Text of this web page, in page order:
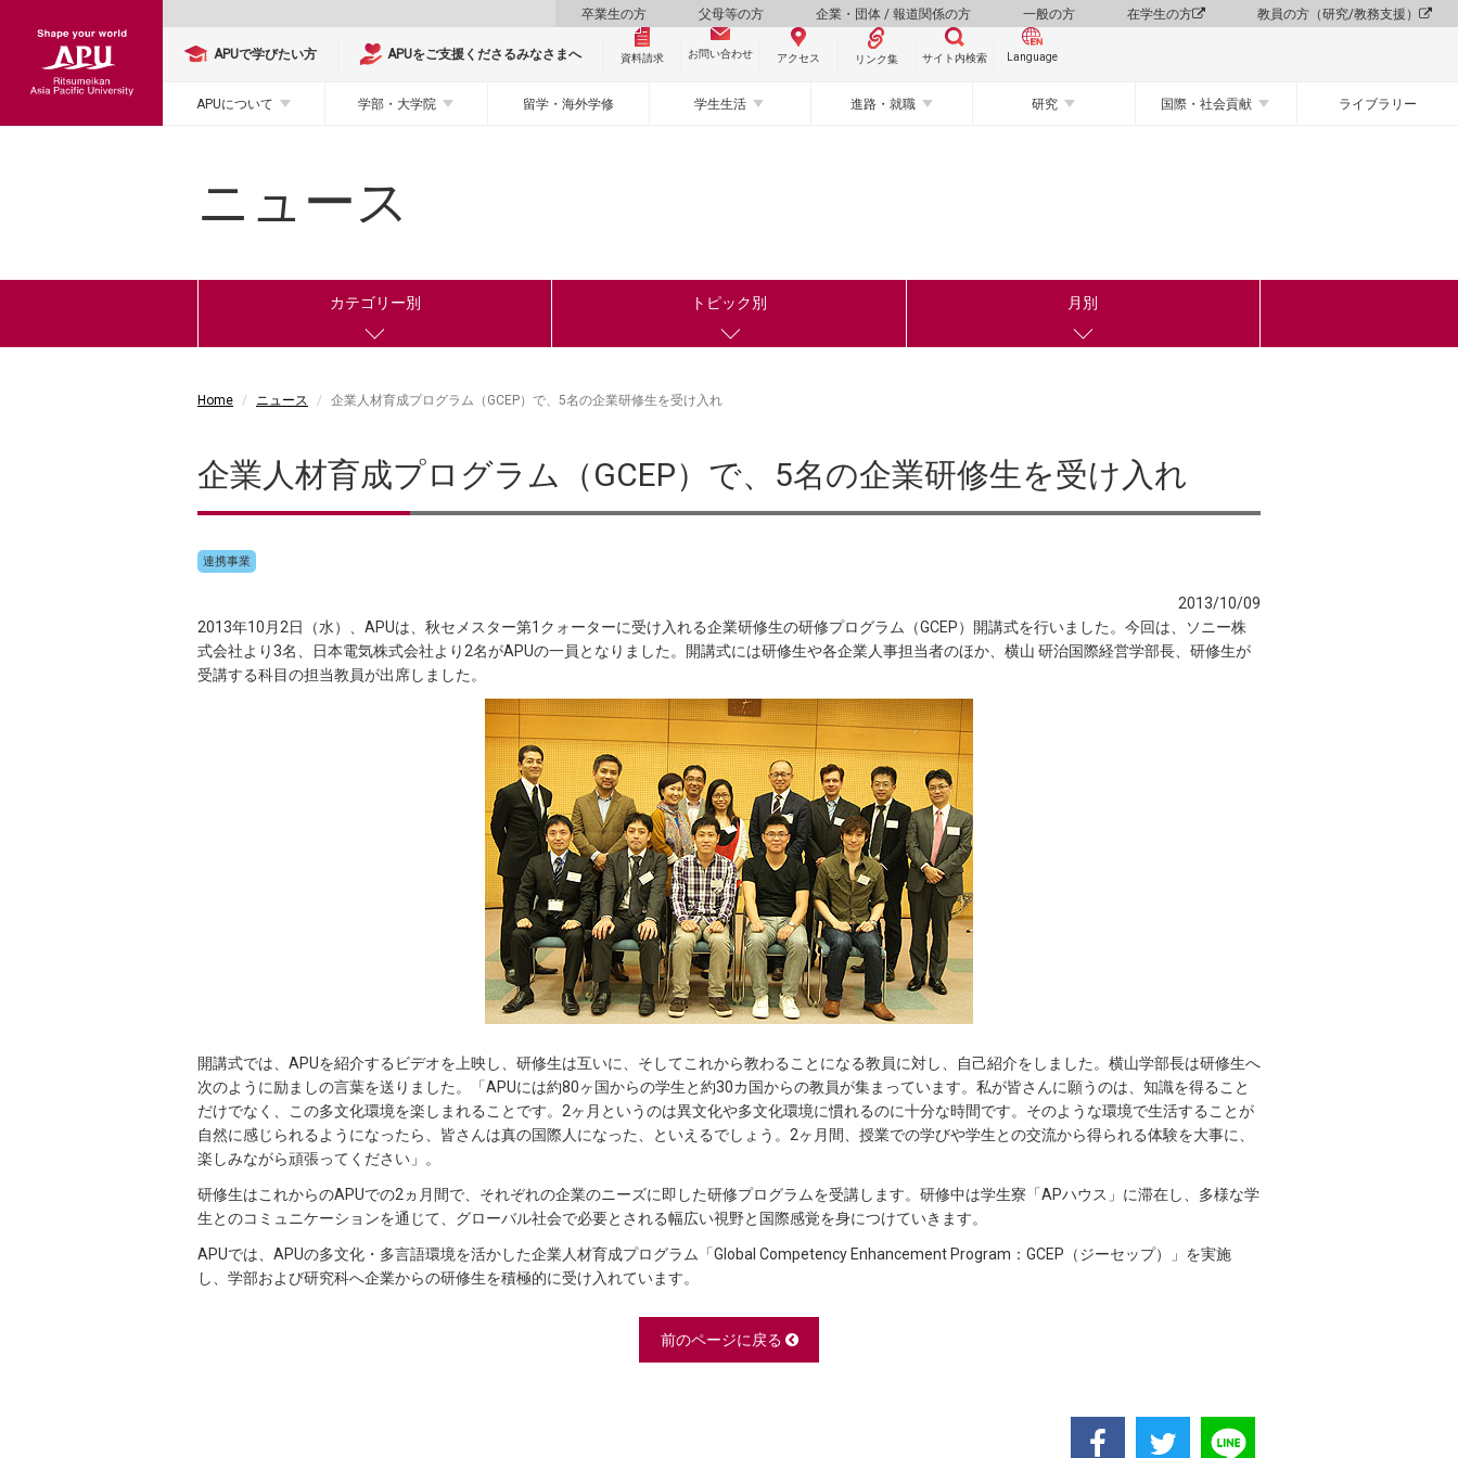
卒業生の方 父母等の方 企業・団体 / 報道関係の方 一般の方 在学生の方 教員の方（研究/教務支援）
APUで学びたい方 APUをご支援くださるみなさまへ 資料請求 お問い合わせ アクセス リンク集 サイト内検索 Language
APUについて 学部・大学院 留学・海外学修 学生生活 進路・就職 研究 国際・社会貢献 ライブラリー
ニュース
カテゴリー別 トピック別 月別
Home ニュース 企業人材育成プログラム（GCEP）で、5名の企業研修生を受け入れ
企業人材育成プログラム（GCEP）で、5名の企業研修生を受け入れ
連携事業
2013/10/09
2013年10月2日（水）、APUは、秋セメスター第1クォーターに受け入れる企業研修生の研修プログラム（GCEP）開講式を行いました。今回は、ソニー株
式会社より3名、日本電気株式会社より2名がAPUの一員となりました。開講式には研修生や各企業人事担当者のほか、横山 研治国際経営学部長、研修生が
受講する科目の担当教員が出席しました。
開講式では、APUを紹介するビデオを上映し、研修生は互いに、そしてこれから教わることになる教員に対し、自己紹介をしました。横山学部長は研修生へ
次のように励ましの言葉を送りました。「APUには約80ヶ国からの学生と約30カ国からの教員が集まっています。私が皆さんに願うのは、知識を得ること
だけでなく、この多文化環境を楽しまれることです。2ヶ月というのは異文化や多文化環境に慣れるのに十分な時間です。そのような環境で生活することが
自然に感じられるようになったら、皆さんは真の国際人になった、といえるでしょう。2ヶ月間、授業での学びや学生との交流から得られる体験を大事に、
楽しみながら頑張ってください」。
研修生はこれからのAPUでの2ヵ月間で、それぞれの企業のニーズに即した研修プログラムを受講します。研修中は学生寮「APハウス」に滞在し、多様な学
生とのコミュニケーションを通じて、グローバル社会で必要とされる幅広い視野と国際感覚を身につけていきます。
APUでは、APUの多文化・多言語環境を活かした企業人材育成プログラム「Global Competency Enhancement Program：GCEP（ジーセップ）」を実施
し、学部および研究科へ企業からの研修生を積極的に受け入れています。
前のページに戻る